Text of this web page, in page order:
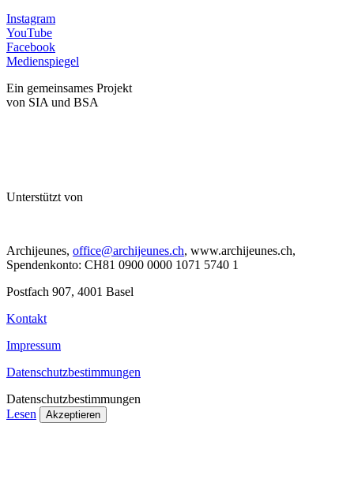
Instagram
YouTube
Facebook
Medienspiegel
Ein gemeinsames Projekt
von SIA und BSA
Unterstützt von
Archijeunes, office@archijeunes.ch, www.archijeunes.ch,
Spendenkonto: CH81 0900 0000 1071 5740 1
Postfach 907, 4001 Basel
Kontakt
Impressum
Datenschutzbestimmungen
Datenschutzbestimmungen
Lesen
Akzeptieren